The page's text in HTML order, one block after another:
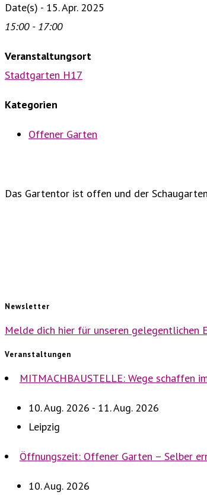
Date(s) - 15. Apr. 2025
15:00 - 17:00
Veranstaltungsort
Stadtgarten H17
Kategorien
Offener Garten
Das Gartentor ist offen und der
Newsletter
Melde dich hier für unseren gelegentlichen
Veranstaltungen
MITMACHBAUSTELLE: Wege schaffen
10. Aug. 2026 - 11. Aug. 2026
Leipzig
Öffnungszeit: Offener Garten – Selber
10. Aug. 2026